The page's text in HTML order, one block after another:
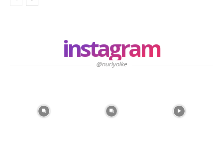
instagram
@nurlyolke